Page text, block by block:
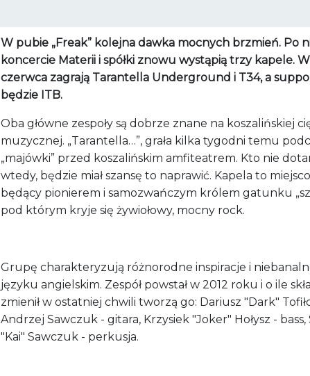
W pubie „Freak” kolejna dawka mocnych brzmień. Po
koncercie Materii i spółki znowu wystąpią trzy kapele.
czerwca zagrają Tarantella Underground i T34, a
będzie ITB.
Oba główne zespoły są dobrze znane na koszalińskiej
muzycznej. „Tarantella…”, grała kilka tygodni temu
„majówki” przed koszalińskim amfiteatrem. Kto nie
wtedy, będzie miał szansę to naprawić. Kapela to
będący pionierem i samozwańczym królem gatunku
pod którym kryje się żywiołowy, mocny rock.
Grupę charakteryzują różnorodne inspiracje i
języku angielskim. Zespół powstał w 2012 roku i o ile
zmienił w ostatniej chwili tworzą go: Dariusz "Dark"
Andrzej Sawczuk - gitara, Krzysiek "Joker" Hołysz - bass,
"Kai" Sawczuk - perkusja.